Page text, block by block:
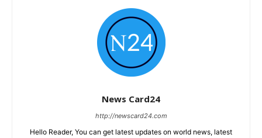
News Card24
http://newscard24.com
Hello Reader, You can get latest updates on world news, latest